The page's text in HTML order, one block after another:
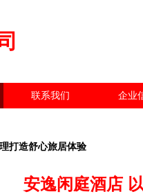
联系我们 企业
打造舒心旅居体验
安逸闲庭酒店